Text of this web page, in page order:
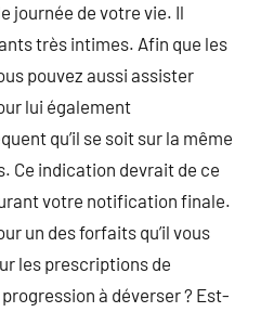
journée de votre vie. Il
très intimes. Afin que les
pouvez aussi assister
lui également
qu’il se soit sur la même
Ce indication devrait de ce
votre notification finale.
un des forfaits qu’il vous
les prescriptions de
à déverser ? Est-